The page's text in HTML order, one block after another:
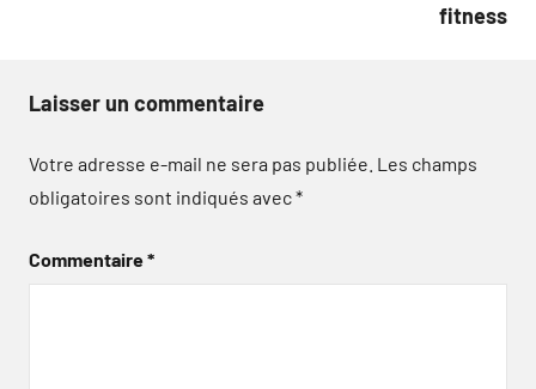
fitness
Laisser un commentaire
Votre adresse e-mail ne sera pas publiée. Les champs
obligatoires sont indiqués avec*
Commentaire*